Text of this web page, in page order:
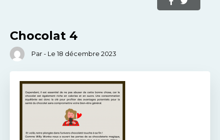
Chocolat 4
Par - Le 18 décembre 2023